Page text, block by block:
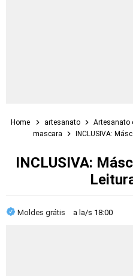
Home artesanato Artesanato
mascara
INCLUSIVA:
INCLUSIVA:
Moldes grátis a la/s 18:00